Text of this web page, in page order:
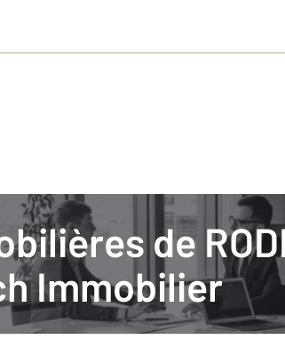
de
Immobilier
de l'écoute et de la formation dans
de Rodez pour l’année 2024, ce mois-ci